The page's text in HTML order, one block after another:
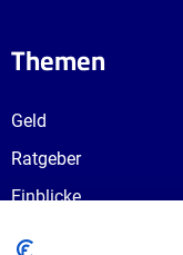
Themen
Geld
Ratgeber
Einblicke
Ausbildungswege